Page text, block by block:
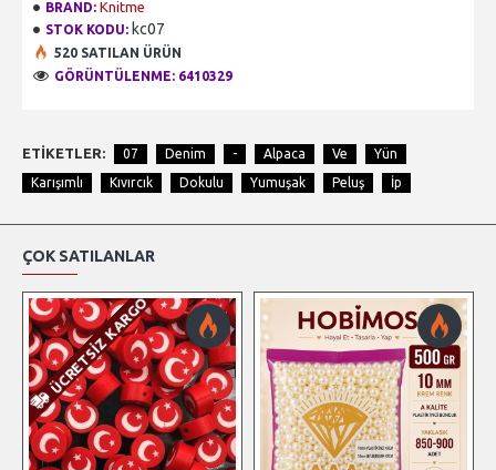
BRAND: Knitme
STOK KODU: kc07
520 SATILAN ÜRÜN
GÖRÜNTÜLENME: 6410329
ETIKETLER: 07 Denim - Alpaca Ve Yün
Karışımlı Kıvırcık Dokulu Yumuşak Peluş İp
ÇOK SATILANLAR
ÜCRETSIZ KARGO